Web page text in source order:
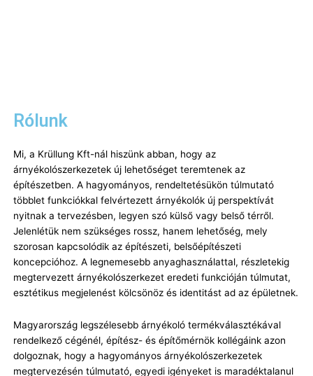
Rólunk
Mi, a Krüllung Kft-nál hiszünk abban, hogy az
árnyékolószerkezetek új lehetőséget teremtenek az
építészetben. A hagyományos, rendeltetésükön túlmutató
többlet funkciókkal felvértezett árnyékolók új perspektívát
nyitnak a tervezésben, legyen szó külső vagy belső térről.
Jelenlétük nem szükséges rossz, hanem lehetőség, mely
szorosan kapcsolódik az építészeti, belsőépítészeti
koncepcióhoz. A legnemesebb anyaghasználattal, részletekig
megtervezett árnyékolószerkezet eredeti funkcióján túlmutat,
esztétikus megjelenést kölcsönöz és identitást ad az épületnek.
Magyarország legszélesebb árnyékoló termékválasztékával
rendelkező cégénél, építész- és építőmérnök kollégáink azon
dolgoznak, hogy a hagyományos árnyékolószerkezetek
megtervezésén túlmutató, egyedi igényeket is maradéktalanul